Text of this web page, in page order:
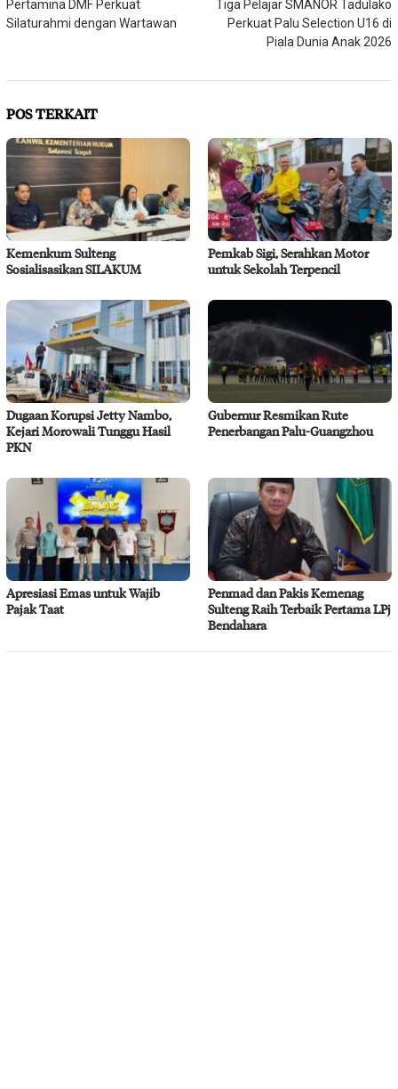
pos
Pertamina DMF Perkuat
Silaturahmi dengan Wartawan
Tiga Pelajar SMANOR Tadulako
Perkuat Palu Selection U16 di
Piala Dunia Anak 2026
POS TERKAIT
Kemenkum Sulteng
Sosialisasikan SILAKUM
Pemkab Sigi, Serahkan Motor
untuk Sekolah Terpencil
Dugaan Korupsi Jetty Nambo,
Kejari Morowali Tunggu Hasil
PKN
Gubernur Resmikan Rute
Penerbangan Palu-Guangzhou
Apresiasi Emas untuk Wajib
Pajak Taat
Penmad dan Pakis Kemenag
Sulteng Raih Terbaik Pertama LPj
Bendahara